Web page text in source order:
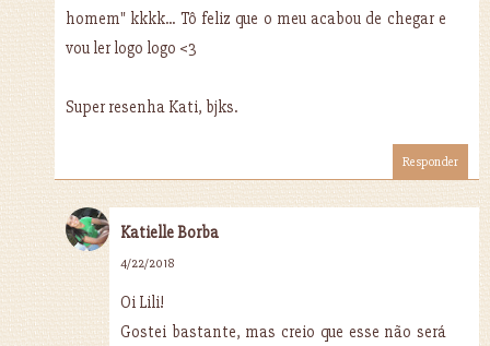
homem" kkkk... Tô feliz que o meu acabou de chegar e
vou ler logo logo <3
Super resenha Kati, bjks.
Responder
Katielle Borba
4/22/2018
Oi Lili!
Gostei bastante, mas creio que esse não será